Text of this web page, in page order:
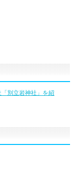
別立岩神社」を紹